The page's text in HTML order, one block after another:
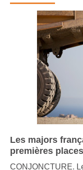
Les majors
premières
CONJONCTURE.